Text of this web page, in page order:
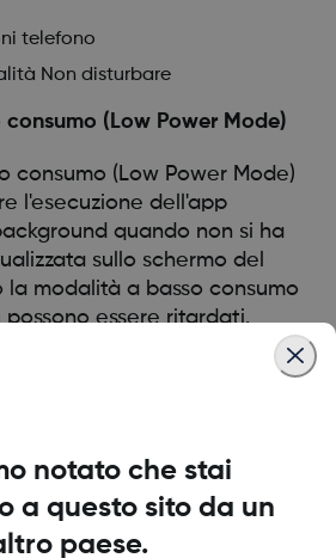
telefono
Non disturbare
(Low Power Mode)
consumo (Low Power Mode)
l'esecuzione dell'app
quando non si ha
sullo schermo del
la modalità a basso consumo
essere ritardati.
Risparmio energetico
notato che stai
a questo sito da un
paese.